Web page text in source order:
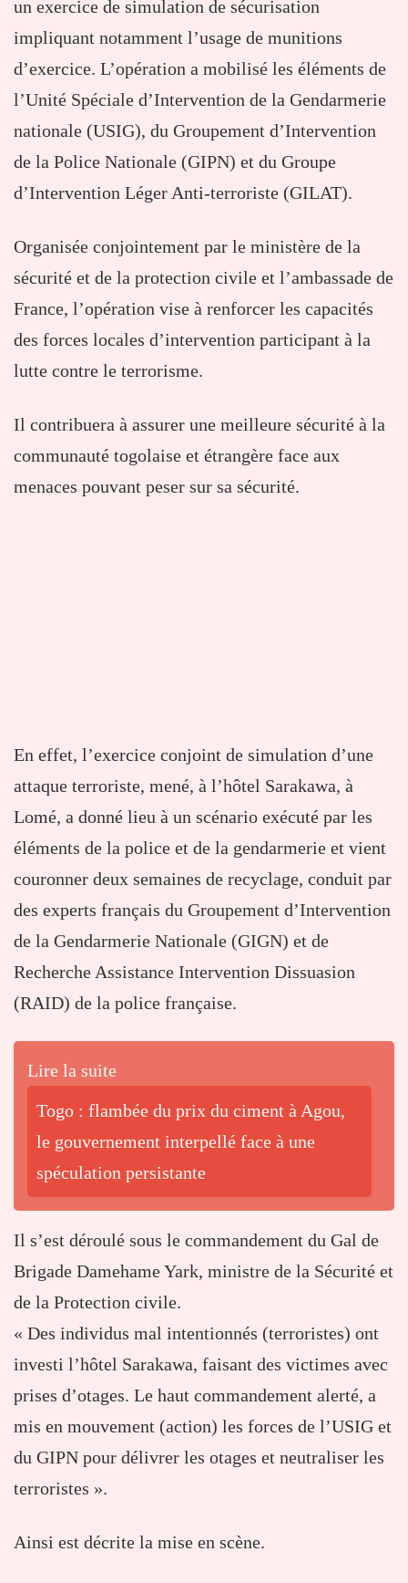
un exercice de simulation de sécurisation
impliquant notamment l’usage de munitions
d’exercice. L’opération a mobilisé les éléments de
l’Unité Spéciale d’Intervention de la Gendarmerie
nationale (USIG), du Groupement d’Intervention
de la Police Nationale (GIPN) et du Groupe
d’Intervention Léger Anti-terroriste (GILAT).
Organisée conjointement par le ministère de la
sécurité et de la protection civile et l’ambassade de
France, l’opération vise à renforcer les capacités
des forces locales d’intervention participant à la
lutte contre le terrorisme.
Il contribuera à assurer une meilleure sécurité à la
communauté togolaise et étrangère face aux
menaces pouvant peser sur sa sécurité.
En effet, l’exercice conjoint de simulation d’une
attaque terroriste, mené, à l’hôtel Sarakawa, à
Lomé, a donné lieu à un scénario exécuté par les
éléments de la police et de la gendarmerie et vient
couronner deux semaines de recyclage, conduit par
des experts français du Groupement d’Intervention
de la Gendarmerie Nationale (GIGN) et de
Recherche Assistance Intervention Dissuasion
(RAID) de la police française.
Lire la suite
Togo : flambée du prix du ciment à Agou,
le gouvernement interpellé face à une
spéculation persistante
Il s’est déroulé sous le commandement du Gal de
Brigade Damehame Yark, ministre de la Sécurité et
de la Protection civile.
« Des individus mal intentionnés (terroristes) ont
investi l’hôtel Sarakawa, faisant des victimes avec
prises d’otages. Le haut commandement alerté, a
mis en mouvement (action) les forces de l’USIG et
du GIPN pour délivrer les otages et neutraliser les
terroristes ».
Ainsi est décrite la mise en scène.